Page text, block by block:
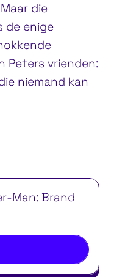
die
de enige
Peters vrienden:
niemand kan
Man: Brand